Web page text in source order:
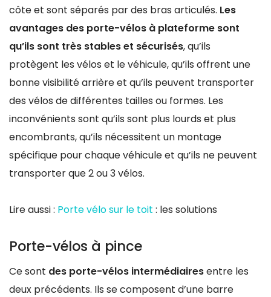
côte et sont séparés par des bras articulés. Les
avantages des porte-vélos à plateforme sont
qu’ils sont très stables et sécurisés, qu’ils
protègent les vélos et le véhicule, qu’ils offrent une
bonne visibilité arrière et qu’ils peuvent transporter
des vélos de différentes tailles ou formes. Les
inconvénients sont qu’ils sont plus lourds et plus
encombrants, qu’ils nécessitent un montage
spécifique pour chaque véhicule et qu’ils ne peuvent
transporter que 2 ou 3 vélos.
Lire aussi : Porte vélo sur le toit : les solutions
Porte-vélos à pince
Ce sont des porte-vélos intermédiairesentre les
deux précédents. Ils se composent d’une barre